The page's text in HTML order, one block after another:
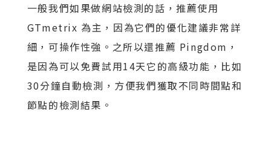
一般我們如果做網站檢測的話，推薦使用
GTmetrix 為主，因為它們的優化建議非常詳
細，可操作性強。之所以還推薦 Pingdom，
是因為可以免費試用14天它的高級功能，比如
30分鐘自動檢測，方便我們獲取不同時間點和
節點的檢測結果。